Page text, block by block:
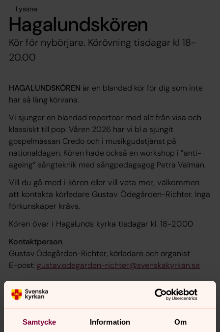
Samtycke Information Om
Lyssna
Hagalundskören
Kör för nybörjare. Körövning tisdagar kl 18-
20.00
HAGALUNDSKÖREN är en blandad kör för dig som inte
har så lång körvana.
Vi sjunger en blandad repertoar med allt från visa och
klassiskt till pop. Våren 2026 har vi bl a sjungit
gospelmässan Credo och i musikgudstjänst på
nationaldagen. Kören hade också en workshop i ”anti-
ageing” sångteknik med sångpedagagog Petra Valman.
Vill du gå med i kören eller vill veta mer, välkommen
att kontakta körledare Gustav Ödegården-Richter. Inga
förkunskaper krävs.
Kören övar i Hagalunds kyrka tisdagar kl. 18-20.00
Kontaktperson
Gustav Ödegården-Richter, körledare och organist
E-post: gustav.odegarden-richter@svenskakyrkan.se